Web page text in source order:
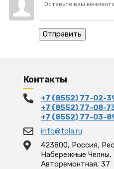
Отправить
Контакты
+7 (8552) 77-02-
+7 (8552) 77-08-
+7 (8552) 77-03-
info@tola.ru
423800, Россия,
Набережные Челны,
Авторемонтная, 37